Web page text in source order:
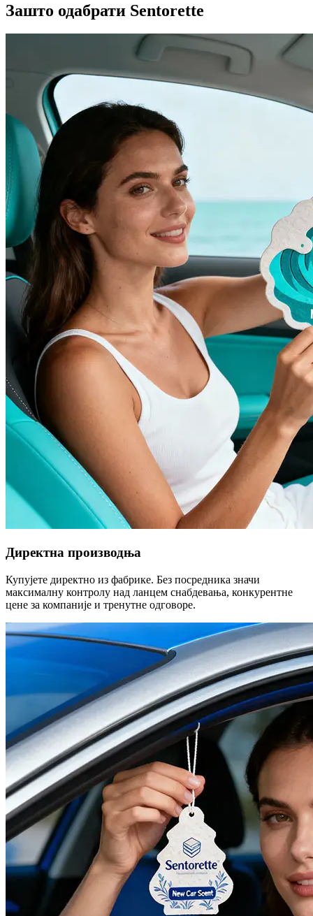
Зашто одабрати Sentorette
Директна производња
Купујете директно из фабрике. Без посредника значи
максималну контролу над ланцем снабдевања, конкурентне
цене за компаније и тренутне одговоре.